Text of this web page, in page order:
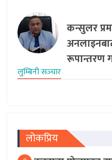
कन्सुलर
रूपान्तरण
लुम्बिनी सञ्‍चार
लोकप्रिय